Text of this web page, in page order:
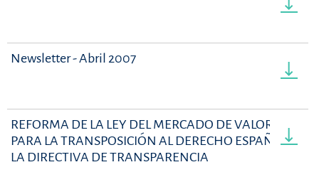
Newsletter - Abril 2007
REFORMA DE LA LEY DEL MERCADO DE VALORES
PARA LA TRANSPOSICIÓN AL DERECHO ESPAÑOL DE
LA DIRECTIVA DE TRANSPARENCIA